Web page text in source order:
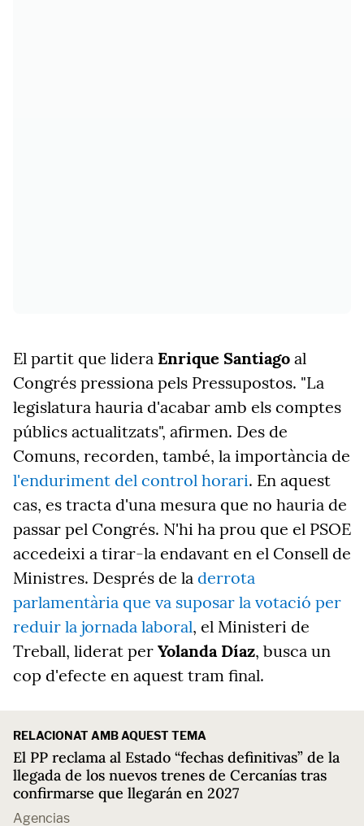
El partit que lidera Enrique Santiago al
Congrés pressiona pels Pressupostos. "La
legislatura hauria d'acabar amb els comptes
públics actualitzats", afirmen. Des de
Comuns, recorden, també, la importància de
l'enduriment del control horari. En aquest
cas, es tracta d'una mesura que no hauria de
passar pel Congrés. N'hi ha prou que el PSOE
accedeixi a tirar-la endavant en el Consell de
Ministres. Després de la derrota
parlamentària que va suposar la votació per
reduir la jornada laboral, el Ministeri de
Treball, liderat per Yolanda Díaz, busca un
cop d'efecte en aquest tram final.
RELACIONAT AMB AQUEST TEMA
El PP reclama al Estado “fechas definitivas” de la
llegada de los nuevos trenes de Cercanías tras
confirmarse que llegarán en 2027
Agencias